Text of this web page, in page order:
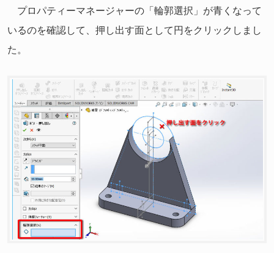
プロパティーマネージャーの「輪郭選択」が青くなって
いるのを確認して、押し出す面として円をクリックしまし
た。